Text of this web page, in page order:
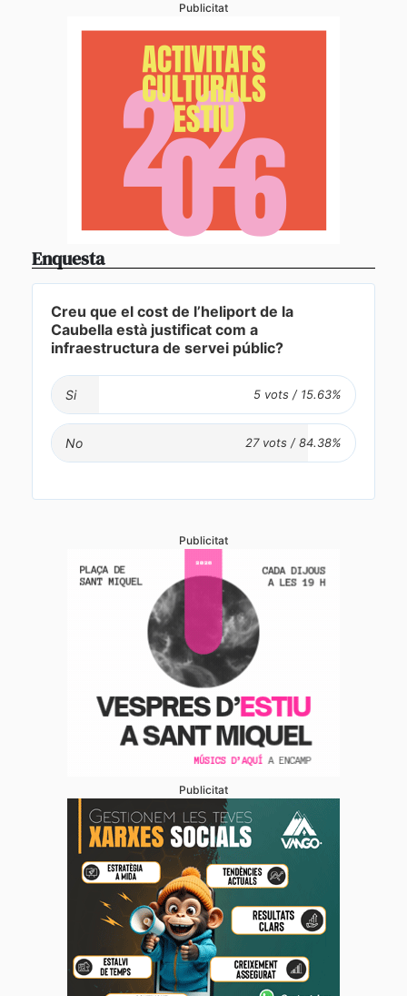
Publicitat
Enquesta
Creu que el cost de l’heliport de la
Caubella està justificat com a
infraestructura de servei públic?
Si
No
Publicitat
Publicitat